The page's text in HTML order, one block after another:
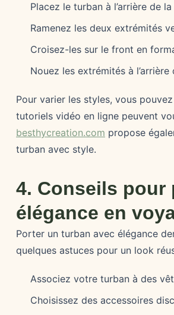
Placez le turban à l’arrière de
Ramenez les deux extrémités
Croisez-les sur le front en
Nouez les extrémités à
Pour varier les styles, vous
tutoriels vidéo en ligne peuvent
besthycreation.com propose
turban avec style.
4. Conseils pour
élégance en
Porter un turban avec élégance
quelques astuces pour un look
Associez votre turban à des
Choisissez des accessoires